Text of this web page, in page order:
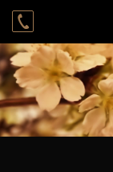
Rounge
Cast
Recruit